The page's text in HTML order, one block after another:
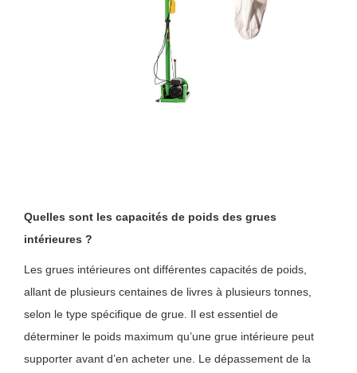
Quelles sont les capacités de poids des grues
intérieures ?
Les grues intérieures ont différentes capacités de poids,
allant de plusieurs centaines de livres à plusieurs tonnes,
selon le type spécifique de grue. Il est essentiel de
déterminer le poids maximum qu’une grue intérieure peut
supporter avant d’en acheter une. Le dépassement de la